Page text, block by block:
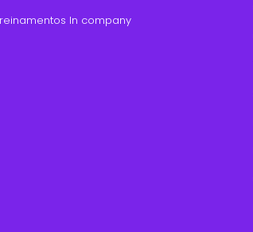
In company